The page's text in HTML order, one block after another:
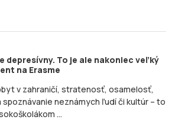
depresívny. To je ale nakoniec veľký
na Erasme
v zahraničí, stratenosť, osamelosť,
neznámych ľudí či kultúr – to
...